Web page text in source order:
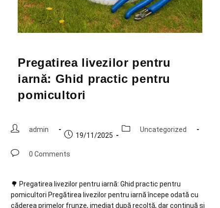
Pregatirea livezilor pentru
iarnă: Ghid practic pentru
pomicultori
admin
19/11/2025
Uncategorized
0 Comments
🌳 Pregatirea livezilor pentru iarnă: Ghid practic pentru
pomicultori Pregătirea livezilor pentru iarnă începe odată cu
căderea primelor frunze, imediat după recoltă, dar continuă și